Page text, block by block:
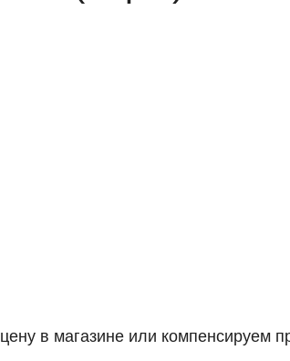
в магазине или компенсируем